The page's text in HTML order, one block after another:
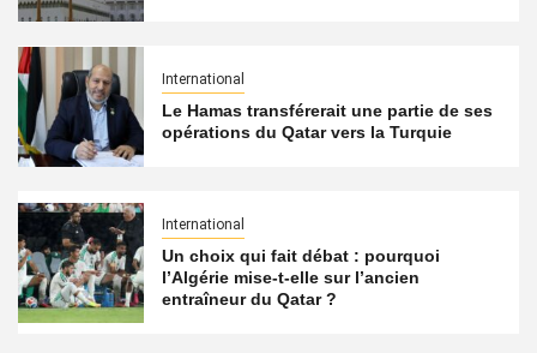
International
Le Hamas transférerait une partie de ses
opérations du Qatar vers la Turquie
International
Un choix qui fait débat : pourquoi
l’Algérie mise-t-elle sur l’ancien
entraîneur du Qatar ?